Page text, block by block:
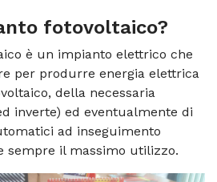
fotovoltaico?
è un impianto elettrico che
per produrre energia elettrica
della necessaria
inverte) ed eventualmente di
ad inseguimento
sempre il massimo utilizzo.